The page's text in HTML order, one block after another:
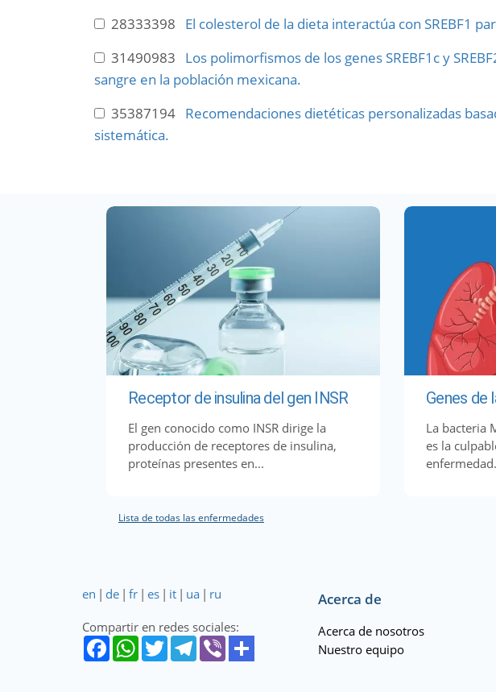
28333398 El colesterol de la dieta interactúa con SREBF1
31490983 Los polimorfismos de los genes SREBF1c y
sangre en la población mexicana.
35387194 Recomendaciones dietéticas personalizadas
sistemática.
Receptor de insulina del gen INSR
El gen conocido como INSR dirige la
producción de receptores de insulina,
proteínas presentes en...
Genes de
La bacteria
es la
Lista de todas las enfermedades
en | de | fr | es | it | ua | ru
Compartir en redes sociales:
Acerca de
Acerca de nosotros
Nuestro equipo